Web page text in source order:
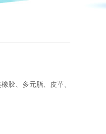
胶、多元脂、皮革、